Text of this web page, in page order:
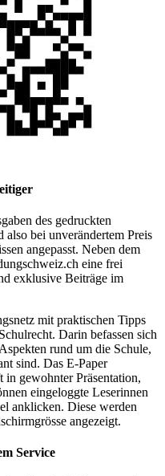
des gedruckten
bei unverändertem Preis
angepasst. Neben dem
eine frei
exklusive Beiträge im
mit praktischen Tipps
Darin befassen sich
rund um die Schule,
sind. Das E-Paper
gewohnter Präsentation,
eingeloggte Leserinnen
anklicken. Diese werden
angezeigt.
Service